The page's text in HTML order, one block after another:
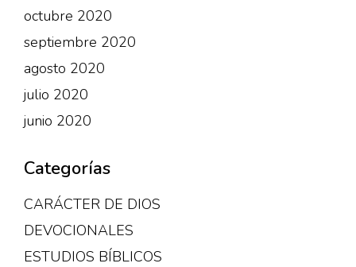
octubre 2020
septiembre 2020
agosto 2020
julio 2020
junio 2020
Categorías
CARÁCTER DE DIOS
DEVOCIONALES
ESTUDIOS BÍBLICOS